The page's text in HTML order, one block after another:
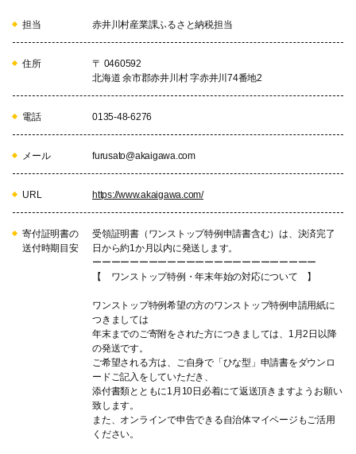
担当 赤井川村産業課ふるさと納税担当
住所
〒 0460592
北海道 余市郡赤井川村 字赤井川74番地2
電話 0135-48-6276
メール furusato@akaigawa.com
URL https://www.akaigawa.com/
寄付証明書の
送付時期目安
受領証明書（ワンストップ特例申請書含む）は、決済完了
日から約1か月以内に発送します。
ーーーーーーーーーーーーーーーーーーーーーーーー
【 ワンストップ特例・年末年始の対応について 】
ワンストップ特例希望の方のワンストップ特例申請用紙に
つきましては
年末までのご寄附をされた方につきましては、1月2日以降
の発送です。
ご希望される方は、ご自身で「ひな型」申請書をダウンロ
ードご記入をしていただき、
添付書類とともに1月10日必着にて返送頂きますようお願い
致します。
また、オンラインで申告できる自治体マイページもご活用
ください。